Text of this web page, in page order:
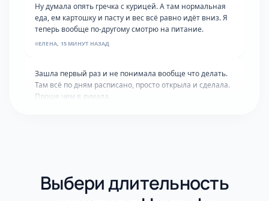
еда, ем картошку и пасту и вес всё равно идёт вниз. Я
теперь вообще по-другому смотрю на питание.
ЕЛЕНА, 15 МИНУТ НАЗАД
Там всё по дням расписано, просто открыла и сделала.
Проще чем я думала.
Двое детей и работа, думала времени нет от слова
совсем. Нашла 20 минут утром пока все спят. Уже
Выбери длительность